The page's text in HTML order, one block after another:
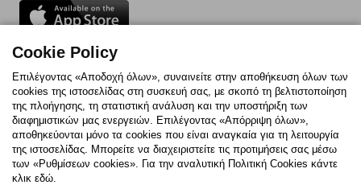
Follow us:
FacebookInstagram
TikTokYoutubePinterestTwitter
Cookie Policy
Επιλέγοντας «Αποδοχή όλων», συναινείτε στην αποθήκευση όλων των
cookies της ιστοσελίδας στη συσκευή σας, με σκοπό τη βελτιστοποίηση
της πλοήγησης, τη στατιστική ανάλυση και την υποστήριξη των
διαφημιστικών μας ενεργειών. Επιλέγοντας «Απόρριψη όλων»,
αποθηκεύονται μόνο τα cookies που είναι αναγκαία για τη λειτουργία
της ιστοσελίδας. Μπορείτε να διαχειριστείτε τις προτιμήσεις σας μέσω
των «Ρυθμίσεων cookies». Για την αναλυτική Πολιτική Cookies κάντε
κλικ εδώ.